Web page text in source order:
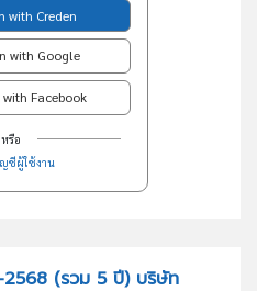
with Creden
with Google
with Facebook
หรือ
ชีผู้ใช้งาน
(รวม 5 ปี) บริษัท